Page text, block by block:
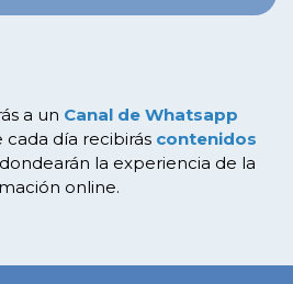
a un Canal de Whatsapp
cada día recibirás contenidos
la experiencia de la
online.